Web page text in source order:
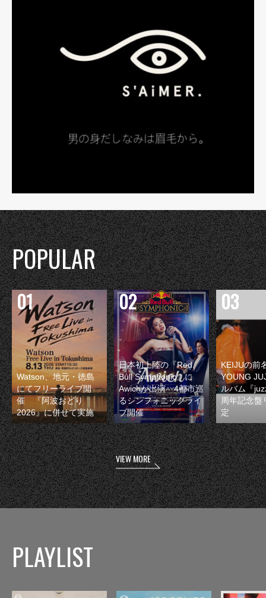
POPULAR
Watson、地元・徳島
にてフリーライブ開
催 『阿波おどり
2026』に併せて実施
日本初上陸の『Red
Bull Symphonic』に
Awichが出演 4都市巡
るシンフォニックライ
ブ開催
KEIJUの前
YOUNG
ルバム『
周年記念盤
定
VIEW MORE
PLAYLIST